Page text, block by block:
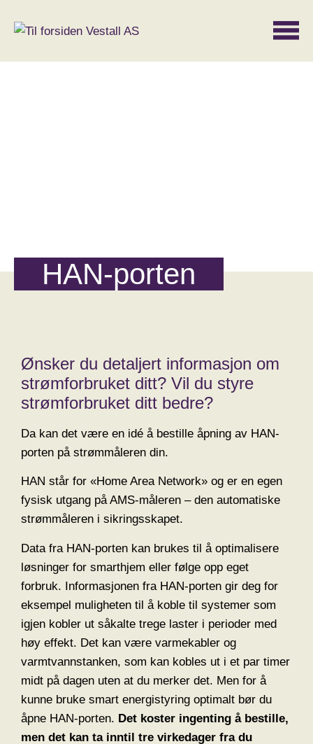
HAN-porten
Ønsker du detaljert informasjon om
strømforbruket ditt? Vil du styre
strømforbruket ditt bedre?
Da kan det være en idé å bestille åpning av HAN-
porten på strømmåleren din.
HAN står for «Home Area Network» og er en egen
fysisk utgang på AMS-måleren – den automatiske
strømmåleren i sikringsskapet.
Data fra HAN-porten kan brukes til å optimalisere
løsninger for smarthjem eller følge opp eget
forbruk. Informasjonen fra HAN-porten gir deg for
eksempel muligheten til å koble til systemer som
igjen kobler ut såkalte trege laster i perioder med
høy effekt. Det kan være varmekabler og
varmtvannstanken, som kan kobles ut i et par timer
midt på dagen uten at du merker det. Men for å
kunne bruke smart energistyring optimalt bør du
åpne HAN-porten. Det koster ingenting å bestille,
men det kan ta inntil tre virkedager fra du